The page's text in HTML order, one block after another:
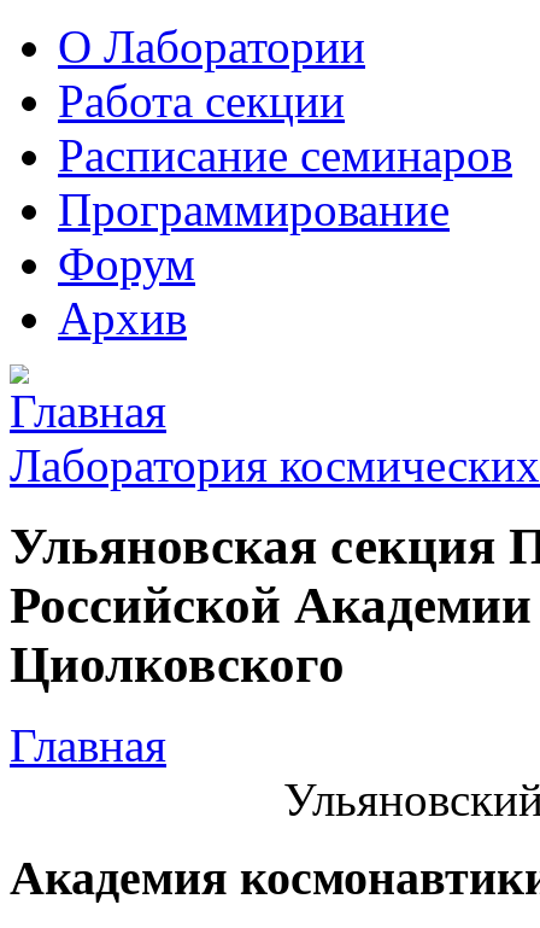
О Лаборатории
Работа секции
Расписание семинаров
Программирование
Форум
Архив
Лаборатория
Ульяновская секция
Российской
Циолковского
Главная
Академия